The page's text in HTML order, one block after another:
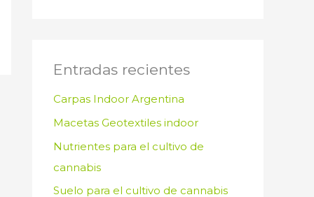
Entradas recientes
Carpas Indoor Argentina
Macetas Geotextiles indoor
Nutrientes para el cultivo de
cannabis
Suelo para el cultivo de cannabis